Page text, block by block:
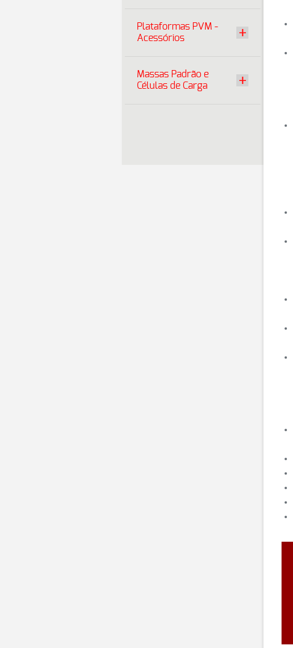
Plataformas PVM -
Acessórios
Massas Padrão e
Células de Carga